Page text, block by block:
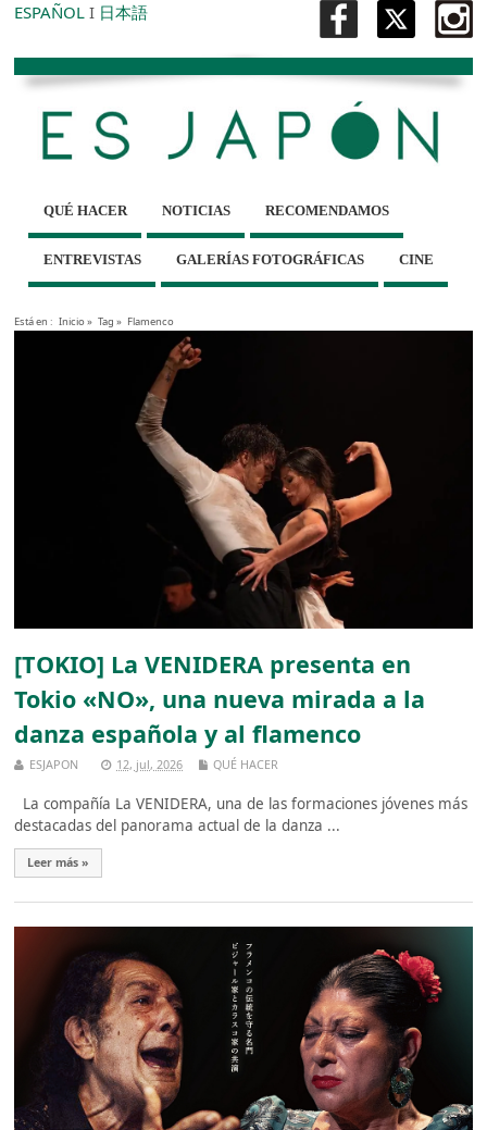
ESPAÑOL I 日本語
QUÉ HACER NOTICIAS RECOMENDAMOS
ENTREVISTAS GALERÍAS FOTOGRÁFICAS CINE
Está en : Inicio» Tag » Flamenco
[TOKIO] La VENIDERA presenta en
Tokio «NO», una nueva mirada a la
danza española y al flamenco
ESJAPON 12, jul, 2026 QUÉ HACER
La compañía La VENIDERA, una de las formaciones jóvenes más
destacadas del panorama actual de la danza ...
Leer más »